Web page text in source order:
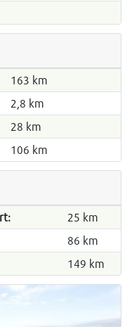
163 km
2,8 km
28 km
106 km
25 km
86 km
149 km